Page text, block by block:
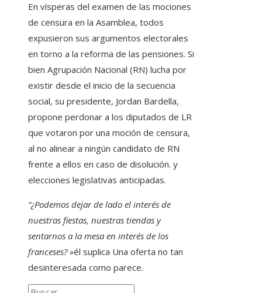
En vísperas del examen de las mociones
de censura en la Asamblea, todos
expusieron sus argumentos electorales
en torno a la reforma de las pensiones. Si
bien Agrupación Nacional (RN) lucha por
existir desde el inicio de la secuencia
social, su presidente, Jordan Bardella,
propone perdonar a los diputados de LR
que votaron por una moción de censura,
al no alinear a ningún candidato de RN
frente a ellos en caso de disolución. y
elecciones legislativas anticipadas.
“¿Podemos dejar de lado el interés de
nuestras fiestas, nuestras tiendas y
sentarnos a la mesa en interés de los
franceses? »él suplica Una oferta no tan
desinteresada como parece.